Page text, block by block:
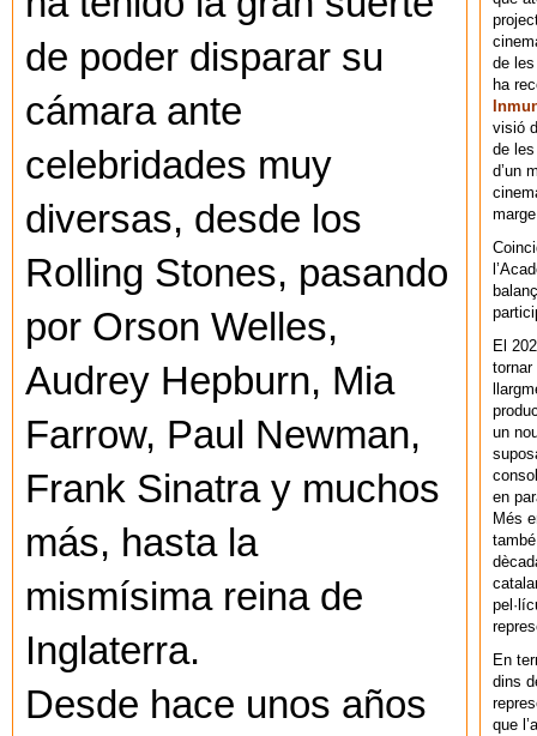
de poder disparar su
cámara ante
celebridades muy
diversas, desde los
Rolling Stones, pasando
por Orson Welles,
Audrey Hepburn, Mia
Farrow, Paul Newman,
Frank Sinatra y muchos
más, hasta la
mismísima reina de
Inglaterra.
Desde hace unos años
de
ha
visió
de
d’un
El
un
en
Més
En
dins
que